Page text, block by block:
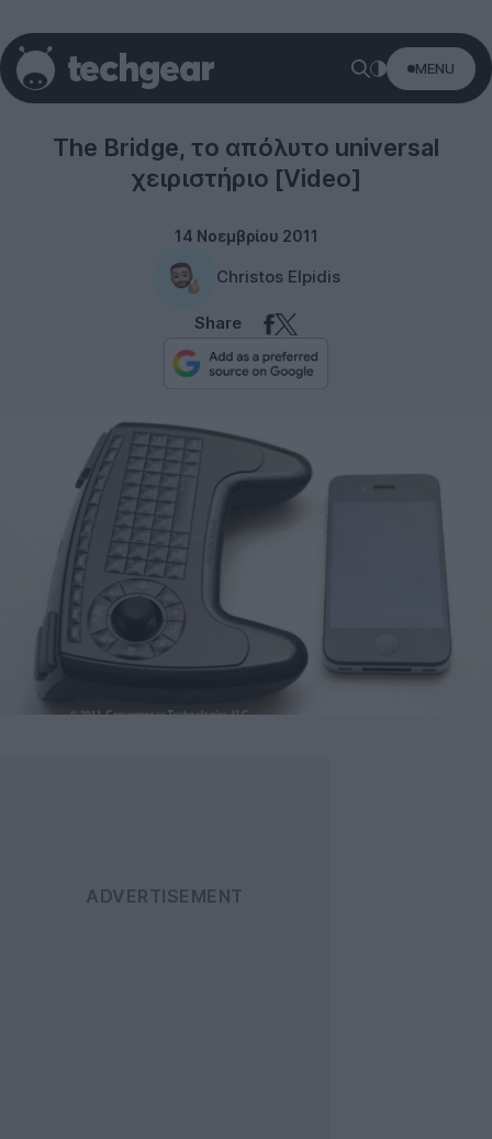
MENU
The Bridge, το απόλυτο universal
χειριστήριο [Video]
14 Νοεμβρίου 2011
Christos Elpidis
Share